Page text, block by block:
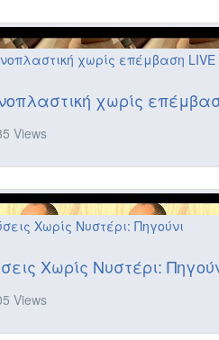
χωρίς
Views
Χωρίς Νυστέρι:
Views